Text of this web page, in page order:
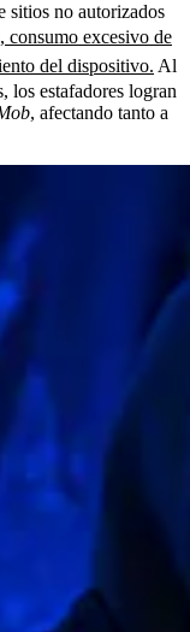
sitios no autorizados
consumo excesivo de
del dispositivo. Al
los estafadores logran
, afectando tanto a